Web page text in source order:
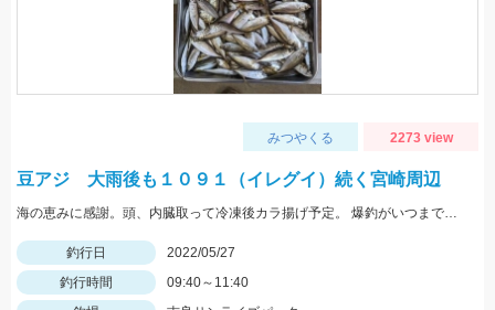
みつやくる 2273 view
豆アジ 大雨後も１０９１（イレグイ）続く宮崎周辺
海の恵みに感謝。頭、内臓取って冷凍後カラ揚げ予定。 爆釣がいつまで続くか見守りたい。
釣行日
2022/05/27
釣行時間
09:40～11:40